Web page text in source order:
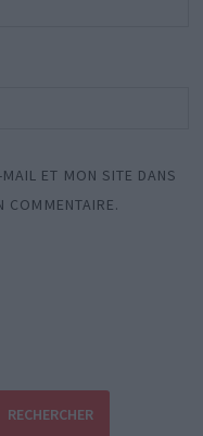
ET MON SITE DANS
COMMENTAIRE.
RECHERCHER